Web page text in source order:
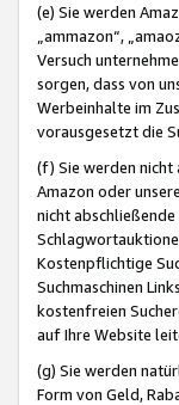
(e) Sie werden
„ammazon“,
Versuch
sorgen, dass von
Werbeinhalte im
vorausgesetzt die
(f) Sie werden nicht
Amazon oder
nicht
Kostenpflichtige
Suchmaschinen
kostenfreien
auf Ihre Website
(g) Sie werden
Form von Geld,